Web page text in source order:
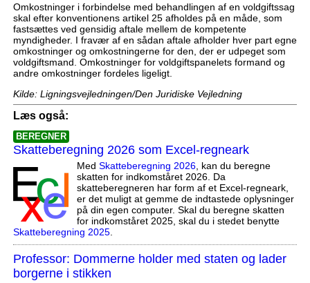
Omkostninger i forbindelse med behandlingen af en voldgiftssag
skal efter konventionens artikel 25 afholdes på en måde, som
fastsættes ved gensidig aftale mellem de kompetente
myndigheder. I fravær af en sådan aftale afholder hver part egne
omkostninger og omkostningerne for den, der er udpeget som
voldgiftsmand. Omkostninger for voldgiftspanelets formand og
andre omkostninger fordeles ligeligt.
Kilde: Ligningsvejledningen/Den Juridiske Vejledning
Læs også:
BEREGNER
Skatteberegning 2026 som Excel-regneark
Med Skatteberegning 2026, kan du beregne
skatten for indkomståret 2026. Da
skatteberegneren har form af et Excel-regneark,
er det muligt at gemme de indtastede oplysninger
på din egen computer. Skal du beregne skatten
for indkomståret 2025, skal du i stedet benytte
Skatteberegning 2025.
Professor: Dommerne holder med staten og lader
borgerne i stikken